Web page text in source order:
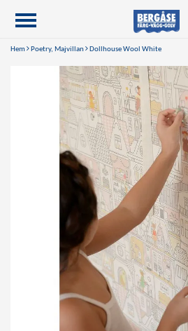
Hem Poetry, Majvillan Dollhouse Wool White